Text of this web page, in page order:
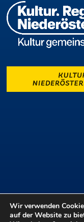
Wir verwenden
auf der Website zu